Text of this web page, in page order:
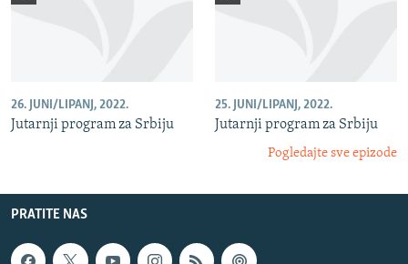
26. JUNI/LIPANJ, 2022.
Jutarnji program za Srbiju
25. JUNI/LIPANJ, 2022.
Jutarnji program za Srbiju
Pogledajte sve epizode
PRATITE NAS